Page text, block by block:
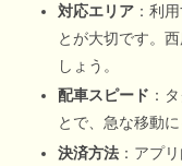
対応エリア：利
とが大切です。
しょう。
配車スピード ：
とで、急な移動
決済方法：アプ